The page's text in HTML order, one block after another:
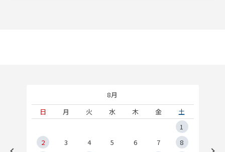
8月
日
月 火 水 木 金
土
1
2
3 4 5 6 7
8